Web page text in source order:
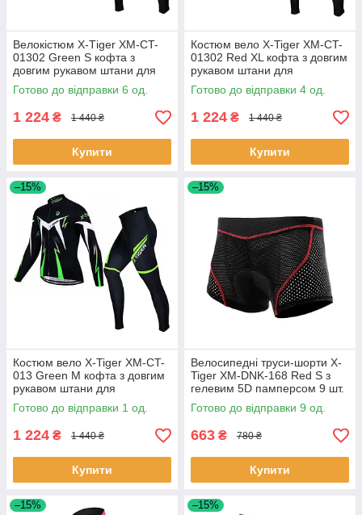
Велокістюм X-Тiger XM-CT-
01302 Green S кофта з
довгим рукавом штани для
велосипедистів 6 шт.
Готово до відправки 6 од.
1 224 ₴ 1 440 ₴
Купити
Костюм вело X-Tiger XM-CT-
01302 Red XL кофта з довгим
рукавом штани для
велосипедистів 4 шт.
Готово до відправки 4 од.
1 224 ₴ 1 440 ₴
Купити
–15%
Костюм вело X-Tiger XM-CT-
013 Green M кофта з довгим
рукавом штани для
велосипедистів 1 шт.
Готово до відправки 1 од.
1 224 ₴ 1 440 ₴
Купити
–15%
Велосипедні труси-шорти X-
Tiger XM-DNK-168 Red S з
гелевим 5D памперсом 9 шт.
Готово до відправки 9 од.
663 ₴ 780 ₴
Купити
–15% –15%